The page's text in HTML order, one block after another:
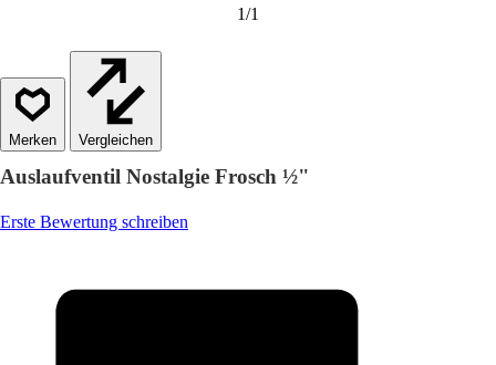
1/1
Vergleichen
Auslaufventil Nostalgie Frosch ½"
Erste Bewertung schreiben